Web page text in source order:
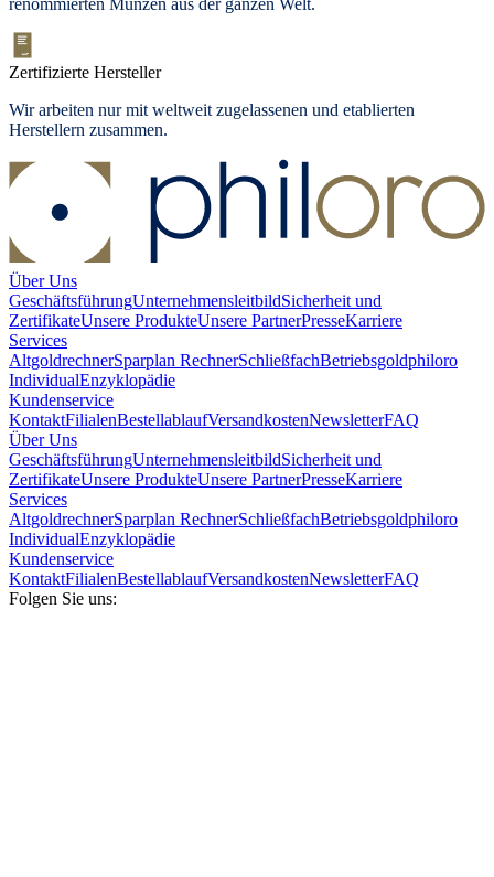
renommierten Münzen aus der ganzen Welt.
Zertifizierte Hersteller
Wir arbeiten nur mit weltweit zugelassenen und etablierten
Herstellern zusammen.
Über Uns
GeschäftsführungUnternehmensleitbildSicherheit und
ZertifikateUnsere ProdukteUnsere PartnerPresseKarriere
Services
AltgoldrechnerSparplan RechnerSchließfachBetriebsgoldphiloro
IndividualEnzyklopädie
Kundenservice
KontaktFilialenBestellablaufVersandkostenNewsletterFAQ
Über Uns
GeschäftsführungUnternehmensleitbildSicherheit und
ZertifikateUnsere ProdukteUnsere PartnerPresseKarriere
Services
AltgoldrechnerSparplan RechnerSchließfachBetriebsgoldphiloro
IndividualEnzyklopädie
Kundenservice
KontaktFilialenBestellablaufVersandkostenNewsletterFAQ
Folgen Sie uns: